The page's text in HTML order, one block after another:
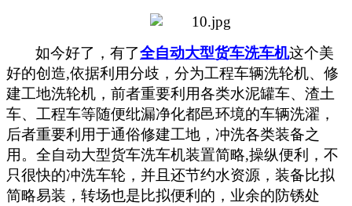
如今好了，有了全自动大型货车洗车机这个美
好的创造,依据利用分歧，分为工程车辆洗轮机、修
建工地洗轮机，前者重要利用各类水泥罐车、渣土
车、工程车等随便纰漏净化都邑环境的车辆洗濯，
后者重要利用于通俗修建工地， 冲洗各类装备之
用。 全自动大型货车洗车机装置简略,操纵便利，不
只很快的冲洗车轮，并且还节约水资源，装备比拟
简略易装，转场也是比拟便利的，业余的防锈处